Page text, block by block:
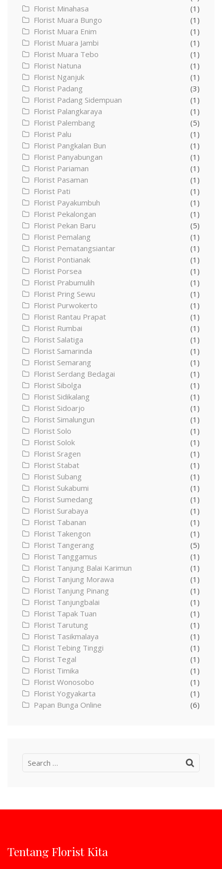
Florist Minahasa
(1)
Florist Muara Bungo
(1)
Florist Muara Enim
(1)
Florist Muara Jambi
(1)
Florist Muara Tebo
(1)
Florist Natuna
(1)
Florist Nganjuk
(1)
Florist Padang
(3)
Florist Padang Sidempuan
(1)
Florist Palangkaraya
(1)
Florist Palembang
(5)
Florist Palu
(1)
Florist Pangkalan Bun
(1)
Florist Panyabungan
(1)
Florist Pariaman
(1)
Florist Pasaman
(1)
Florist Pati
(1)
Florist Payakumbuh
(1)
Florist Pekalongan
(1)
Florist Pekan Baru
(5)
Florist Pemalang
(1)
Florist Pematangsiantar
(1)
Florist Pontianak
(1)
Florist Porsea
(1)
Florist Prabumulih
(1)
Florist Pring Sewu
(1)
Florist Purwokerto
(1)
Florist Rantau Prapat
(1)
Florist Rumbai
(1)
Florist Salatiga
(1)
Florist Samarinda
(1)
Florist Semarang
(1)
Florist Serdang Bedagai
(1)
Florist Sibolga
(1)
Florist Sidikalang
(1)
Florist Sidoarjo
(1)
Florist Simalungun
(1)
Florist Solo
(1)
Florist Solok
(1)
Florist Sragen
(1)
Florist Stabat
(1)
Florist Subang
(1)
Florist Sukabumi
(1)
Florist Sumedang
(1)
Florist Surabaya
(1)
Florist Tabanan
(1)
Florist Takengon
(1)
Florist Tangerang
(5)
Florist Tanggamus
(1)
Florist Tanjung Balai Karimun
(1)
Florist Tanjung Morawa
(1)
Florist Tanjung Pinang
(1)
Florist Tanjungbalai
(1)
Florist Tapak Tuan
(1)
Florist Tarutung
(1)
Florist Tasikmalaya
(1)
Florist Tebing Tinggi
(1)
Florist Tegal
(1)
Florist Timika
(1)
Florist Wonosobo
(1)
Florist Yogyakarta
(1)
Papan Bunga Online
(6)
Search
Tentang Florist Kita